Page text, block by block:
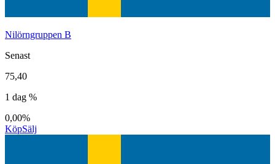
Nilörngruppen B
Senast
75,40
1 dag %
0,00%
KöpSälj